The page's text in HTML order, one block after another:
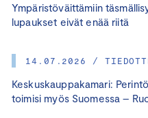
Ympäristöväittämiin
lupaukset eivät enää riitä
14.07.2026 /
Keskuskauppakamari:
toimisi myös Suomessa –